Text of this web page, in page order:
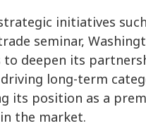
initiatives
seminar,
to deepen its
long-term
its position as a
the market.